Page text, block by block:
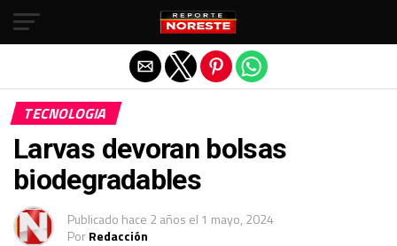
TECNOLOGIA
Larvas devoran bolsas
biodegradables
Publicado hace 2 años el 1 mayo, 2024
PorRedacción
Salir de la versión móvil